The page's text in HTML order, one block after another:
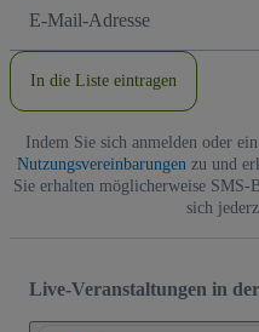
Mail-
In die Liste eintragen
Indem Sie sich anmelden oder
Nutzungsvereinbarungen zu und
Sie erhalten möglicherweise SMS-
sich
Live-Veranstaltungen in